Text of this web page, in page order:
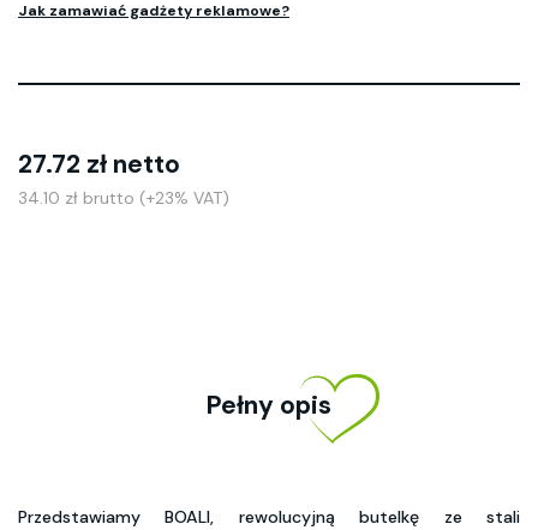
Jak zamawiać gadżety reklamowe?
27.72 zł netto
34.10 zł brutto (+23% VAT)
Pełny opis
Przedstawiamy BOALI, rewolucyjną butelkę ze stali